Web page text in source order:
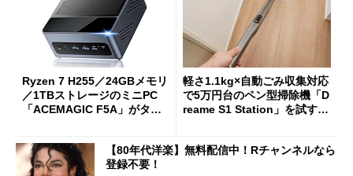
Ryzen 7 H255／24GBメモリ
／1TBストレージのミニPC
「ACEMAGIC F5A」がタイ
軽さ1.1kg×自動ごみ収集対応
で5万円台のペン型掃除機「D
reame S1 Station」を試す
【80年代洋楽】無料配信中！Rチャンネルなら
登録不要！